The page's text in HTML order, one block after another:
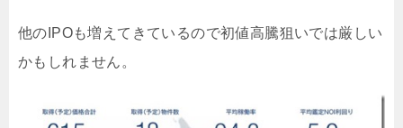
他のIPOも増えてきているので初値高騰狙いでは厳しい
かもしれません。